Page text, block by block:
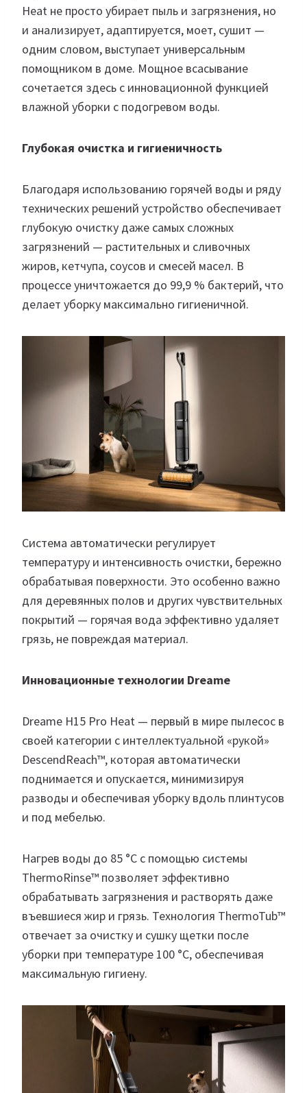
Heat не просто убирает пыль и загрязнения, но
и анализирует, адаптируется, моет, сушит —
одним словом, выступает универсальным
помощником в доме. Мощное всасывание
сочетается здесь с инновационной функцией
влажной уборки с подогревом воды.
Глубокая очистка и гигиеничность
Благодаря использованию горячей воды и ряду
технических решений устройство обеспечивает
глубокую очистку даже самых сложных
загрязнений — растительных и сливочных
жиров, кетчупа, соусов и смесей масел. В
процессе уничтожается до 99,9 % бактерий, что
делает уборку максимально гигиеничной.
Система автоматически регулирует
температуру и интенсивность очистки, бережно
обрабатывая поверхности. Это особенно важно
для деревянных полов и других чувствительных
покрытий — горячая вода эффективно удаляет
грязь, не повреждая материал.
Инновационные технологии Dreame
Dreame H15 Pro Heat — первый в мире пылесос в
своей категории с интеллектуальной «рукой»
DescendReach™, которая автоматически
поднимается и опускается, минимизируя
разводы и обеспечивая уборку вдоль плинтусов
и под мебелью.
Нагрев воды до 85 °C с помощью системы
ThermoRinse™ позволяет эффективно
обрабатывать загрязнения и растворять даже
въевшиеся жир и грязь. Технология ThermoTub™
отвечает за очистку и сушку щетки после
уборки при температуре 100 °C, обеспечивая
максимальную гигиену.